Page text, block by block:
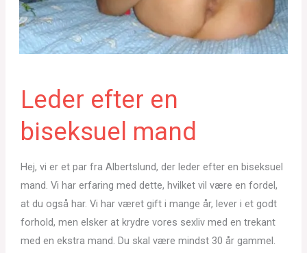
Leder efter en
biseksuel mand
Hej, vi er et par fra Albertslund, der leder efter en biseksuel
mand. Vi har erfaring med dette, hvilket vil være en fordel,
at du også har. Vi har været gift i mange år, lever i et godt
forhold, men elsker at krydre vores sexliv med en trekant
med en ekstra mand. Du skal være mindst 30 år gammel.